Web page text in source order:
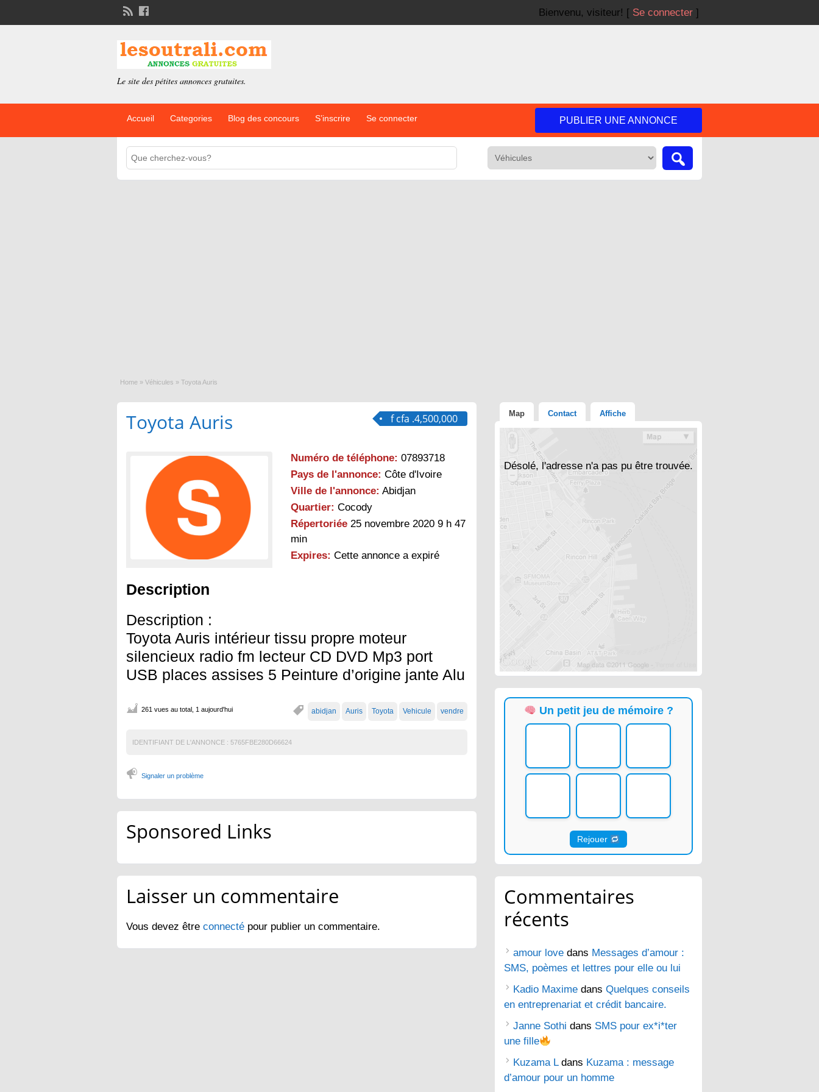
Bienvenu, visiteur! [ Se connecter ]
Le site des pétites annonces gratuites.
Accueil Categories Blog des concours S’inscrire Se connecter PUBLIER UNE ANNONCE
Home » Véhicules » Toyota Auris
f cfa .4,500,000
Toyota Auris
Numéro de téléphone: 07893718
Pays de l'annonce: Côte d'Ivoire
Ville de l'annonce: Abidjan
Quartier: Cocody
Répertoriée 25 novembre 2020 9 h 47
min
Expires: Cette annonce a expiré
Description
Description :
Toyota Auris intérieur tissu propre moteur
silencieux radio fm lecteur CD DVD Mp3 port
USB places assises 5 Peinture d’origine jante Alu
abidjan Auris Toyota Vehicule vendre
261 vues au total, 1 aujourd'hui
IDENTIFIANT DE L'ANNONCE : 5765FBE280D66624
Signaler un problème
Sponsored Links
Laisser un commentaire
Vous devez être connecté pour publier un commentaire.
Map Contact Affiche
Désolé, l'adresse n'a pas pu être trouvée.
Un petit jeu de mémoire ?
Rejouer
Commentaires
récents
amour love dans Messages d’amour :
SMS, poèmes et lettres pour elle ou lui
Kadio Maxime dans Quelques conseils
en entreprenariat et crédit bancaire.
Janne Sothi dans SMS pour ex*i*ter
une fille
Kuzama Ldans Kuzama : message
d’amour pour un homme